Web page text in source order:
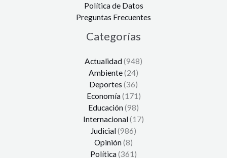
Política de Datos
Preguntas Frecuentes
Categorías
Actualidad(948)
Ambiente(24)
Deportes (36)
Economía(171)
Educación(98)
Internacional(17)
Judicial(986)
Opinión(8)
Política(361)